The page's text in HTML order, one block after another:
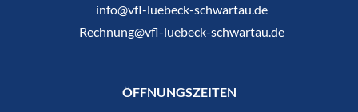
info@vfl-luebeck-schwartau.de
Rechnung@vfl-luebeck-schwartau.de
ÖFFNUNGSZEITEN